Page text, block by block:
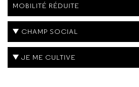
MOBILITÉ RÉDUITE
CHAMP SOCIAL
JE ME CULTIVE